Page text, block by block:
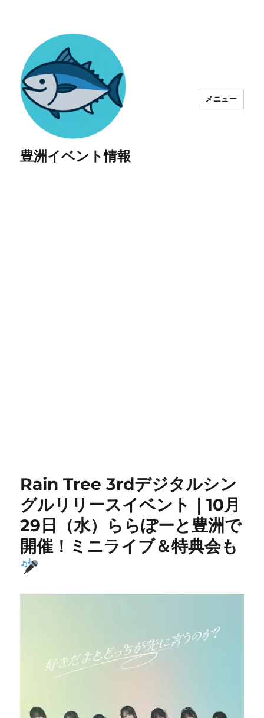
豊洲イベント情報
メニュー
Rain Tree 3rdデジタルシン
グルリリースイベント｜10月
29日（水）ららぽーと豊洲で
開催！ミニライブ＆特典会も